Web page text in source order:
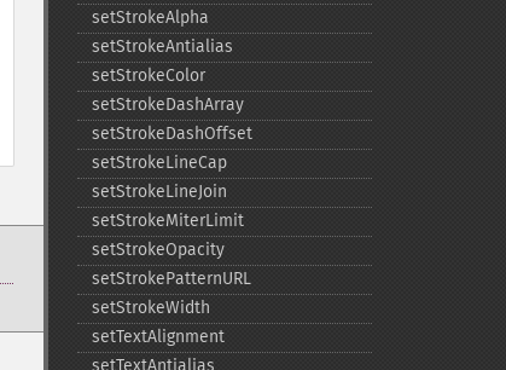
setStrokeAlpha
setStrokeAntialias
setStrokeColor
setStrokeDashArray
setStrokeDashOffset
setStrokeLineCap
setStrokeLineJoin
setStrokeMiterLimit
setStrokeOpacity
setStrokePatternURL
setStrokeWidth
setTextAlignment
setTextAntialias